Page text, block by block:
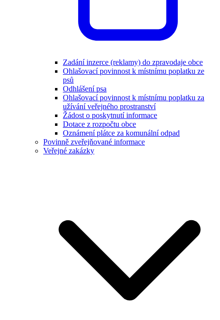
Zadání inzerce (reklamy) do zpravodaje obce
Ohlašovací povinnost k místnímu poplatku ze
psů
Odhlášení psa
Ohlašovací povinnost k místnímu poplatku za
užívání veřejného prostranství
Žádost o poskytnutí informace
Dotace z rozpočtu obce
Oznámení plátce za komunální odpad
Povinně zveřejňované informace
Veřejné zakázky